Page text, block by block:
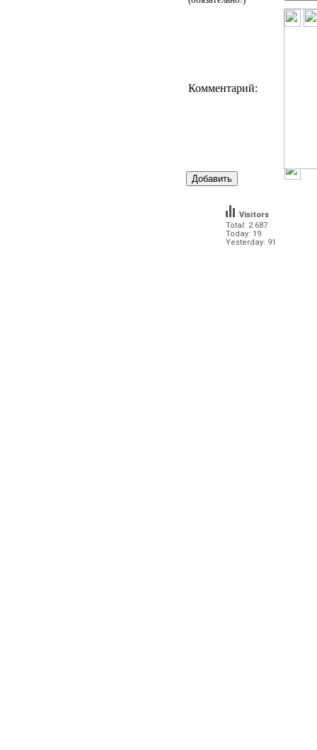
Комментарий:
Total: 2 687
Today: 19
Yesterday: 91
Visitors